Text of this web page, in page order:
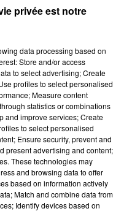
places pour le
Gourmand 2026
vos entrées
zoos de nos
Vacances - Gagnez
en famille au cœur
privée est notre
data processing based on
Store and/or access
to select advertising; Create
profiles to select personalised
Measure content
statistics or combinations
and improve services; Create
to select personalised
Ensure security, prevent and
present advertising and content;
These technologies may
and browsing data to offer
based on information actively
Match and combine data from
Identify devices based on